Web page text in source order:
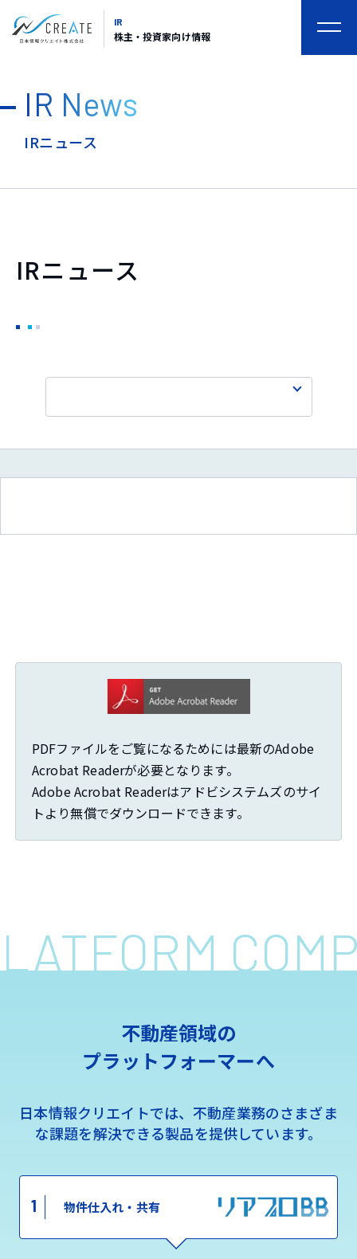
IR
株主・投資家向け情報
IR News
IRニュース
IRニュース
PDFファイルをご覧になるためには最新のAdobe
Acrobat Readerが必要となります。
Adobe Acrobat Readerはアドビシステムズのサイ
トより無償でダウンロードできます。
不動産領域の
プラットフォーマーへ
日本情報クリエイトでは、不動産業務のさまざま
な課題を解決できる製品を提供しています。
1 物件仕入れ・共有